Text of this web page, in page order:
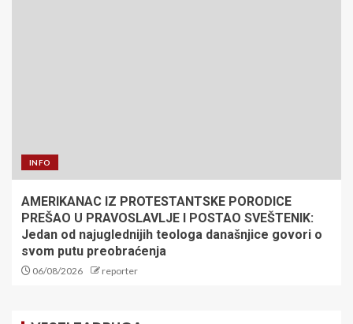
INFO
AMERIKANAC IZ PROTESTANTSKE PORODICE
PREŠAO U PRAVOSLAVLJE I POSTAO SVEŠTENIK:
Jedan od najuglednijih teologa današnjice govori o
svom putu preobraćenja
06/08/2026 reporter